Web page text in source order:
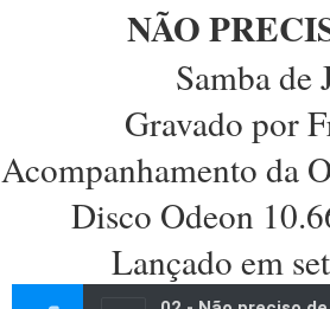
NÃO
Samba de
Gravado por
Acompanhamento da
Disco Odeon
Lançado em